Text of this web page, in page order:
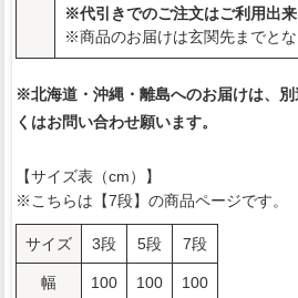
※代引きでのご注文はご利用出来
※商品のお届けは玄関先までとな
※北海道・沖縄・離島へのお届けは、
くはお問い合わせ願います。
【サイズ表（cm）】
※こちらは【7段】の商品ページです。
サイズ 3段 5段 7段
幅 100 100 100